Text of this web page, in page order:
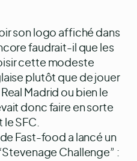
son logo affiché dans
faudrait-il que les
cette modeste
plutôt que de jouer
Madrid ou bien le
donc faire en sorte
SFC.
Fast-food a lancé un
Challenge” :